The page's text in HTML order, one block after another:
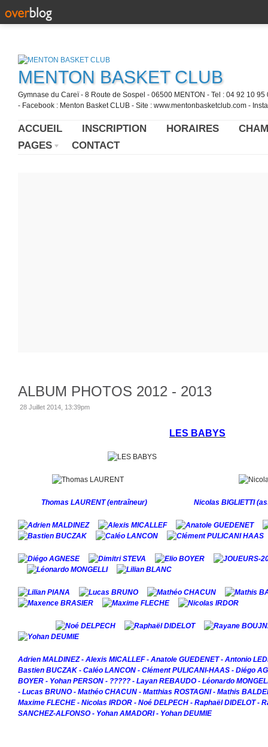
MENTON BASKET CLUB
Gymnase du Careï - 8 Route de Sospel - 06500 MENTON - Tel : 04 92 10
- Facebook : Menton Basket CLUB - Site : www.mentonbasketclub.com -
ACCUEIL INSCRIPTION HORAIRES
PAGES
CONTACT
ALBUM PHOTOS 2012 - 2013
28 Juillet 2014, 13:39pm
LES BABYS
Thomas LAURENT(entraîneur) Nicolas BIGLIETTI
Adrien MALDINEZ - Alexis MICALLEF - Anatole GUEDENET - Antonio
Bastien BUCZAK - Caléo LANCON - Clément PULICANI-HAAS - Diégo
BOYER - Yohan PERSON - ????? - Layan REBAUDO - Léonardo
- Lucas BRUNO - Mathéo CHACUN - Matthias ROSTAGNI - Mathis
Maxime FLECHE - Nicolas IRDOR - Noé DELPECH - Raphaël DIDELOT -
SANCHEZ-ALFONSO - Yohan AMADORI - Yohan DEUMIE